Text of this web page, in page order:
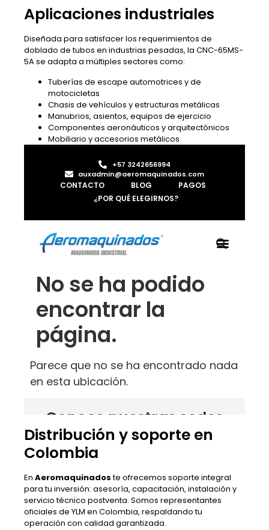
Aplicaciones industriales
Diseñada para satisfacer los requerimientos de
doblado de tubos en industrias pesadas, la CNC-65MS-
5A se adapta a múltiples sectores como:
Tuberías de escape automotrices y de
motocicletas
Chasis de vehículos y estructuras metálicas
Manubrios, asientos, equipos de ejercicio
Componentes aeronáuticos y arquitectónicos
Mobiliario y accesorios metálicos
Distribución y soporte en
Colombia
En Aeromaquinadoste ofrecemos soporte integral
para tu inversión: asesoría, capacitación, instalación y
servicio técnico postventa. Somos representantes
oficiales de YLM en Colombia, respaldando tu
operación con calidad garantizada.